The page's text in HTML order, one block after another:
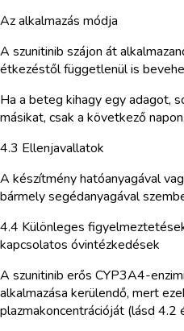
Az alkalmazás módja
A szunitinib szájon át
étkezéstől függetlenül is
Ha a beteg kihagy egy adagot,
másikat, csak a következő
4.3 Ellenjavallatok
A készítmény hatóanyagával
bármely segédanyagával
4.4 Különleges
kapcsolatos óvintézkedések
A szunitinib erős CYP3A4-
alkalmazása kerülendő, mert
plazmakoncentrációját (lásd 4.2